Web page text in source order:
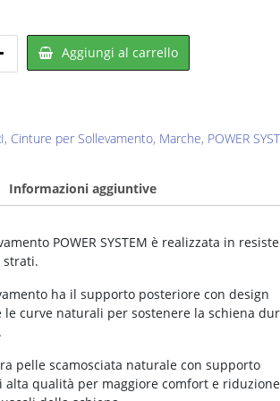
Aggiungi al carrello
, Cinture per Sollevamento, Marche, POWER
Informazioni aggiuntive
POWER SYSTEM è realizzata in
strati.
ha il supporto posteriore con design
le curve naturali per sostenere la schiena
pelle scamosciata naturale con supporto
qualità per maggiore comfort e riduzione